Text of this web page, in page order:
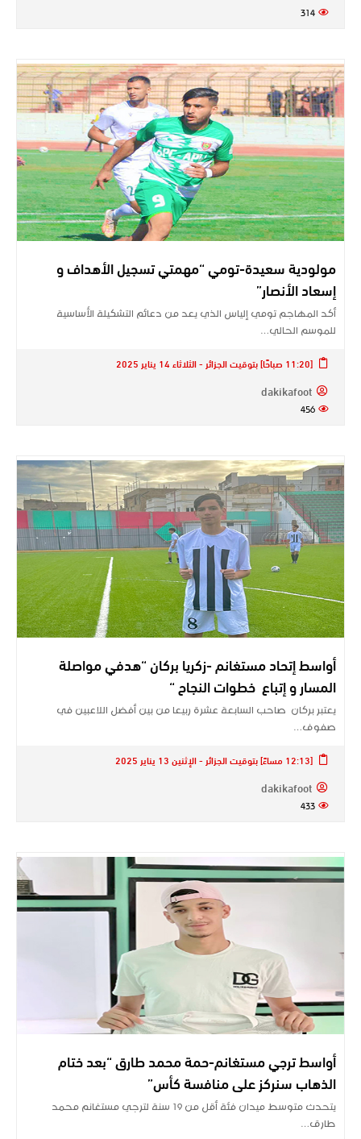
314
مولودية سعيدة-تومي “مهمتي تسجيل الأهداف و
إسعاد الأنصار”
أكد المهاجم تومي إلياس الذي يعد من دعائم التشكيلة الأساسية
للموسم الحالي…
[11:20 صباحًا] بتوقيت الجزائر - الثلاثاء 14 يناير 2025
dakikafoot
456
أواسط إتحاد مستغانم -زكريا بركان “هدفي مواصلة
المسار و إتباع خطوات النجاح “
يعتبر بركان صاحب السابعة عشرة ربيعا من بين أفضل اللاعبين في
صفوف…
[12:13 مساءً] بتوقيت الجزائر - الإثنين 13 يناير 2025
dakikafoot
433
أواسط ترجي مستغانم-حمة محمد طارق “بعد ختام
الذهاب سنركز على منافسة كأس”
يتحدث متوسط ميدان فئة أقل من 19 سنة لترجي مستغانم محمد
طارق…